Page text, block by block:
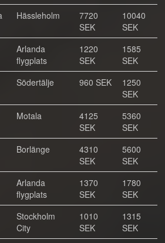
Hässleholm
7720
SEK
10040
SEK
Arlanda
flygplats
1220
SEK
1585
SEK
Södertälje 960 SEK
1250
SEK
Motala
4125
SEK
5360
SEK
Borlänge
4310
SEK
5600
SEK
Arlanda
flygplats
1370
SEK
1780
SEK
Stockholm
City
1010
SEK
1315
SEK